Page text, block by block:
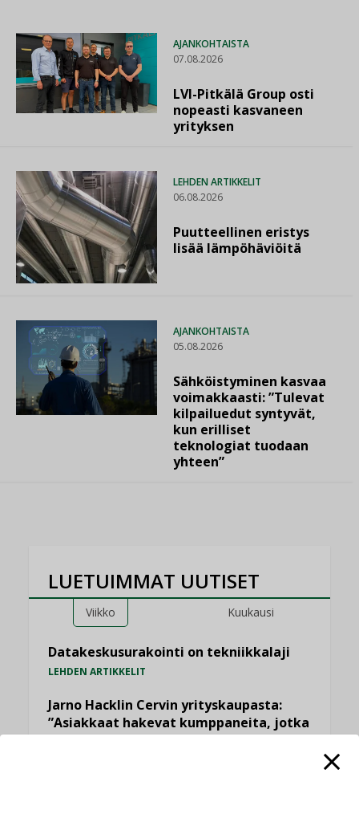
AJANKOHTAISTA
07.08.2026
LVI-Pitkälä Group osti
nopeasti kasvaneen
yrityksen
LEHDEN ARTIKKELIT
06.08.2026
Puutteellinen eristys
lisää lämpöhäviöitä
AJANKOHTAISTA
05.08.2026
Sähköistyminen kasvaa
voimakkaasti: ”Tulevat
kilpailuedut syntyvät,
kun erilliset
teknologiat tuodaan
yhteen”
LUETUIMMAT UUTISET
Viikko Kuukausi
Datakeskusurakointi on tekniikkalaji
LEHDEN ARTIKKELIT
Jarno Hacklin Cervin yrityskaupasta:
”Asiakkaat hakevat kumppaneita, jotka
yhdistävät useita teknisiä osaamisalueita